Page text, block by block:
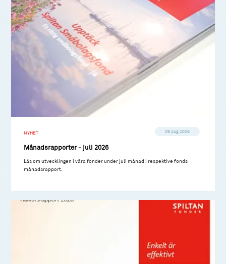
NYHET 06 aug 2026
Månadsrapporter - juli 2026
Läs om utvecklingen i våra fonder under juli månad i respektive fonds
månadsrapport.